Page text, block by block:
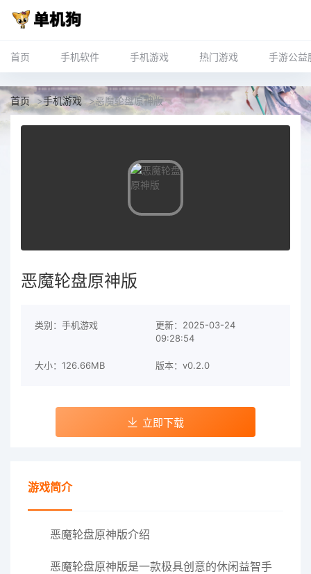
首页 手机软件 手机游戏 热门游戏 手游公益
首页 >手机游戏 >恶魔轮盘原神版
恶魔轮盘原神版
类别：手机游戏
更新：2025-03-24
09:28:54
大小：126.66MB 版本：v0.2.0
立即下载
游戏简介
恶魔轮盘原神版介绍
恶魔轮盘原神版是一款极具创意的休闲益智手